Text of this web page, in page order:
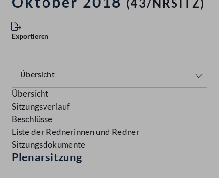
(43/NRSITZ)
Exportieren
Übersicht
Sitzungsverlauf
Beschlüsse
Liste der Rednerinnen und Redner
Sitzungsdokumente
Plenarsitzung